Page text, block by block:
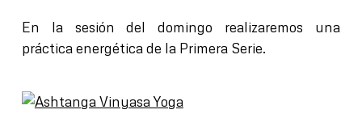
En la sesión del domingo realizaremos una
práctica energética de la Primera Serie.